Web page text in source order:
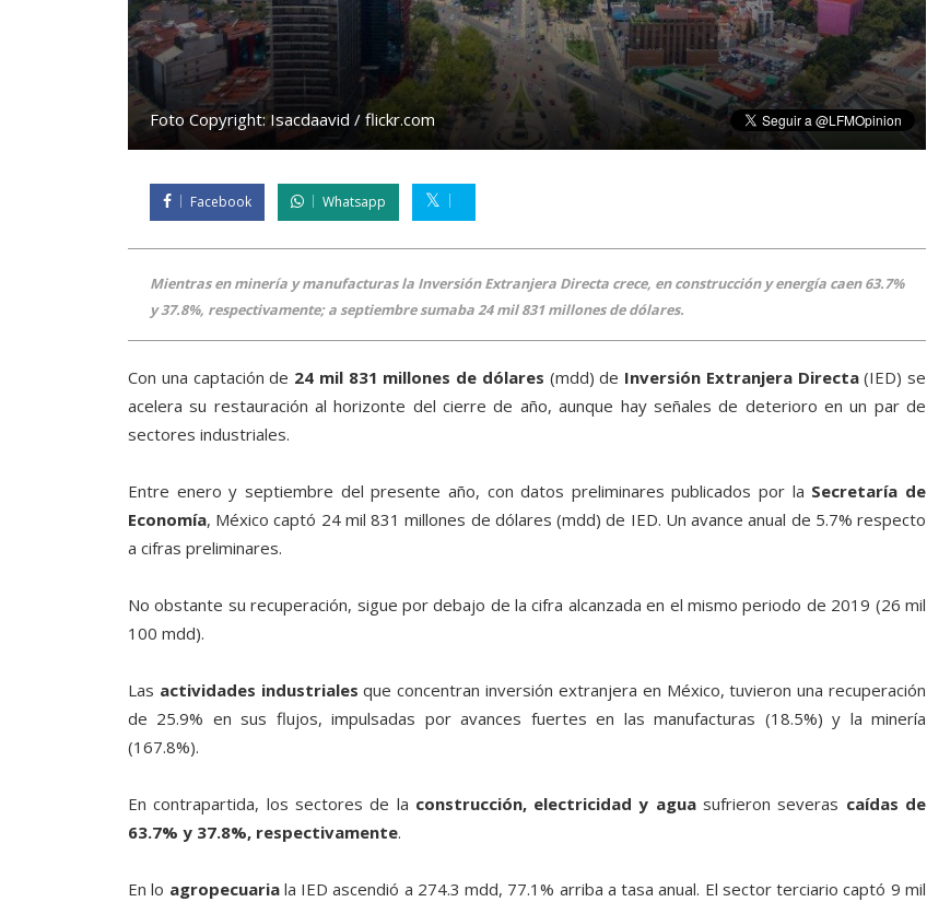
Foto Copyright:Isacdaavid / flickr.com
Facebook Whatsapp
Mientras en minería y manufacturas la Inversión Extranjera Directa crece, en construcción y energía caen 63.7%
y 37.8%, respectivamente; a septiembre sumaba 24 mil 831 millones de dólares.
Con una captación de 24 mil 831 millones de dólares (mdd) de Inversión Extranjera Directa(IED) se
acelera su restauración al horizonte del cierre de año, aunque hay señales de deterioro en un par de
sectores industriales.
Entre enero y septiembre del presente año, con datos preliminares publicados por la Secretaría de
Economía, México captó 24 mil 831 millones de dólares (mdd) de IED. Un avance anual de 5.7% respecto
a cifras preliminares.
No obstante su recuperación, sigue por debajo de la cifra alcanzada en el mismo periodo de 2019 (26 mil
100 mdd).
Las actividades industriales que concentran inversión extranjera en México, tuvieron una recuperación
de 25.9% en sus flujos, impulsadas por avances fuertes en las manufacturas (18.5%) y la minería
(167.8%).
En contrapartida, los sectores de la construcción, electricidad y aguasufrieron severas caídas de
63.7% y 37.8%, respectivamente.
En lo agropecuariala IED ascendió a 274.3 mdd, 77.1% arriba a tasa anual. El sector terciario captó 9 mil